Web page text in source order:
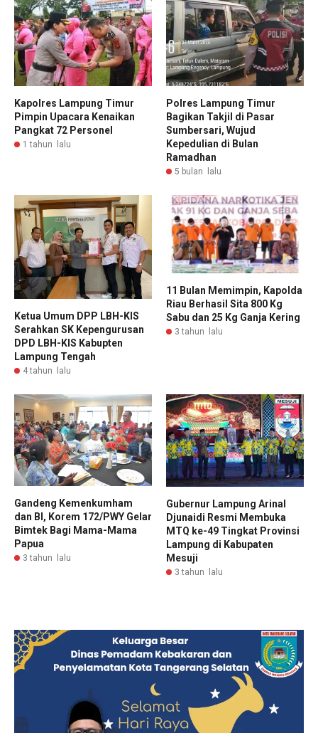
Kapolres Lampung Timur
Pimpin Upacara Kenaikan
Pangkat 72 Personel
1 tahun lalu
Polres Lampung Timur
Bagikan Takjil di Pasar
Sumbersari, Wujud
Kepedulian di Bulan
Ramadhan
5 bulan lalu
Ketua Umum DPP LBH-KIS
Serahkan SK Kepengurusan
DPD LBH-KIS Kabupten
Lampung Tengah
4 tahun lalu
11 Bulan Memimpin, Kapolda
Riau Berhasil Sita 800 Kg
Sabu dan 25 Kg Ganja Kering
3 tahun lalu
Gandeng Kemenkumham
dan BI, Korem 172/PWY Gelar
Bimtek Bagi Mama-Mama
Papua
3 tahun lalu
Gubernur Lampung Arinal
Djunaidi Resmi Membuka
MTQ ke-49 Tingkat Provinsi
Lampung di Kabupaten
Mesuji
3 tahun lalu